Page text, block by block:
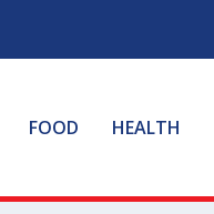
FOOD HEALTH